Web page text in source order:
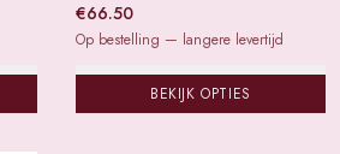
€66.50
Op bestelling — langere levertijd
BEKIJK OPTIES